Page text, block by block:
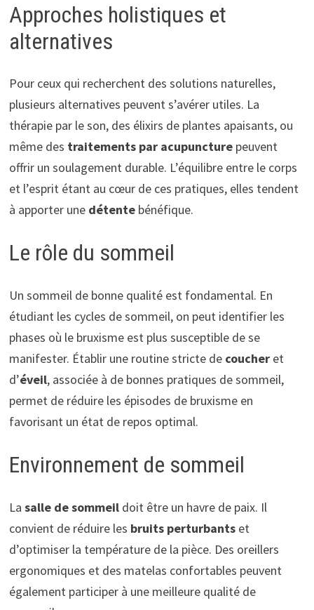
Approches holistiques et
alternatives
Pour ceux qui recherchent des solutions naturelles,
plusieurs alternatives peuvent s’avérer utiles. La
thérapie par le son, des élixirs de plantes apaisants, ou
même des traitements par acupuncturepeuvent
offrir un soulagement durable. L’équilibre entre le corps
et l’esprit étant au cœur de ces pratiques, elles tendent
à apporter une détentebénéfique.
Le rôle du sommeil
Un sommeil de bonne qualité est fondamental. En
étudiant les cycles de sommeil, on peut identifier les
phases où le bruxisme est plus susceptible de se
manifester. Établir une routine stricte de coucheret
d’éveil, associée à de bonnes pratiques de sommeil,
permet de réduire les épisodes de bruxisme en
favorisant un état de repos optimal.
Environnement de sommeil
La salle de sommeildoit être un havre de paix. Il
convient de réduire les bruits perturbantset
d’optimiser la température de la pièce. Des oreillers
ergonomiques et des matelas confortables peuvent
également participer à une meilleure qualité de